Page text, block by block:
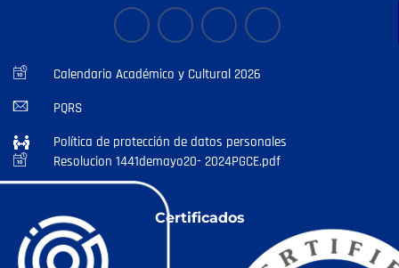
Calendario Académico y Cultural 2026
PQRS
Política de protección de datos personales
Resolucion 1441demayo20- 2024PGCE.pdf
Certificados